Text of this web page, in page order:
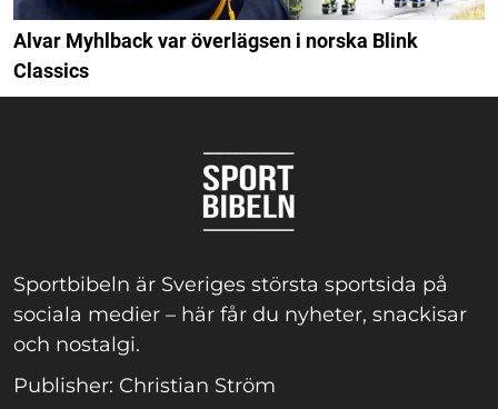
Alvar Myhlback var överlägsen i norska Blink
Classics
Sportbibeln är Sveriges största sportsida på
sociala medier – här får du nyheter, snackisar
och nostalgi.
Publisher: Christian Ström